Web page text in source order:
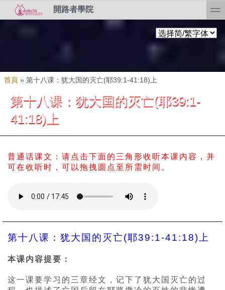
移至主內容
Skip to search
開路者學院
您在這裡
首頁 »第十八课：犹大国的灭亡(耶39:1-41:18)上
第十八课：犹大国的灭亡(耶39:1-
41:18)上
普通话课文：请点击下面的三角形收听本课内容，并
可在收听时，可以拖拽圆点至所需时间。
第十八课：犹大国的灭亡(耶39:1-41:18)上
本课内容提要：
这一课要学习的三章经文，记下了犹大国灭亡的过